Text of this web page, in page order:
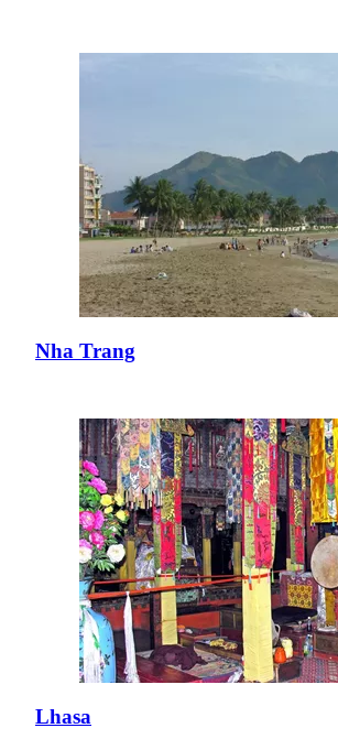
Nha Trang
Lhasa